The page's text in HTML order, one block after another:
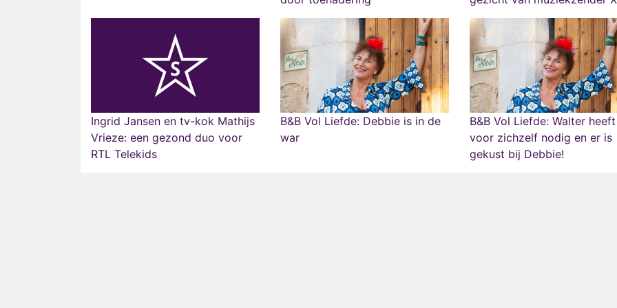
Ingrid Jansen en tv-kok Mathijs
Vrieze: een gezond duo voor
RTL Telekids
B&B Vol Liefde: Debbie is in de
war
B&B Vol Liefde: Walter
voor zichzelf nodig en er is
gekust bij Debbie!